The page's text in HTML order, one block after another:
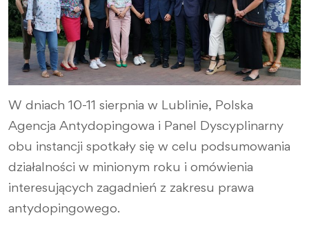
W dniach 10-11 sierpnia w Lublinie, Polska
Agencja Antydopingowa i Panel Dyscyplinarny
obu instancji spotkały się w celu podsumowania
działalności w minionym roku i omówienia
interesujących zagadnień z zakresu prawa
antydopingowego.